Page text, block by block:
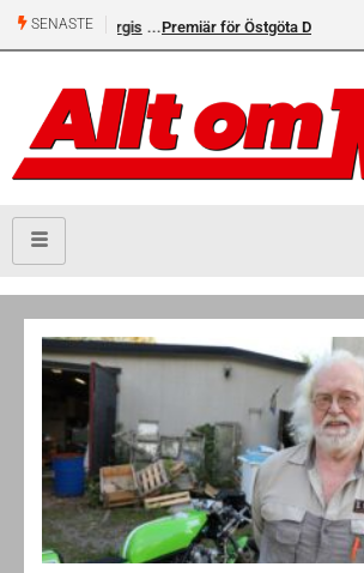
SENASTE Premiär för Östgöta Dundret